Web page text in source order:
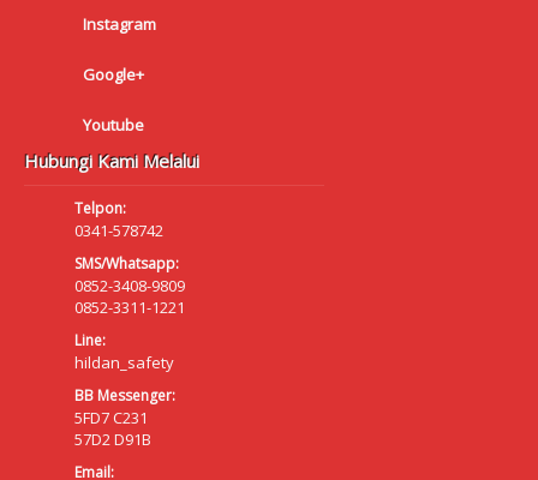
Instagram
Google+
Youtube
Hubungi Kami Melalui
Telpon:
0341-578742
SMS/Whatsapp:
0852-3408-9809
0852-3311-1221
Line:
hildan_safety
BB Messenger:
5FD7 C231
57D2 D91B
Email: